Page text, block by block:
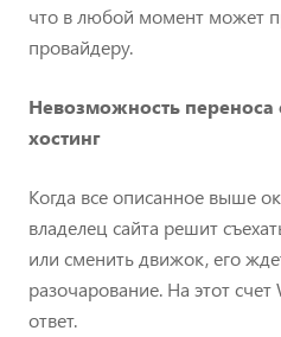
что в любой момент может
провайдеру.
Невозможность переноса
хостинг
Когда все описанное выше
владелец сайта решит
или сменить движок, его
разочарование. На этот
ответ.